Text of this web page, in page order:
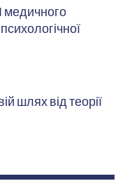
медичного
шлях від теорії